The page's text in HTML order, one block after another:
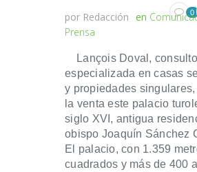
por Redacción en
Prensa
0
Lançois Doval,
especializada en casas
y propiedades singulares,
la venta este palacio
siglo XVI, antigua
obispo Joaquín Sánchez
El palacio, con 1.359
cuadrados y más de 400